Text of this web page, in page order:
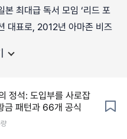
본 최대급 독서 모임 ‘리드 포
대표로, 2012년 아마존 비즈
정석: 도입부를 사로잡
금 패턴과 66개 공식